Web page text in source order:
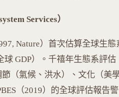
Services）
Nature）首次估算全球生
球 GDP）。千禧年生態系評
節（氣候、洪水）、文化（美
（2019）的全球評估報告